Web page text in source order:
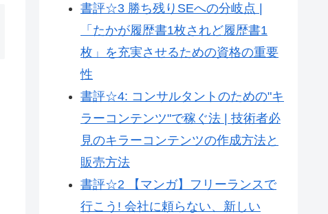
書評☆3 勝ち残りSEへの分岐点 |
「たかが履歴書1枚されど履歴書1
枚」を充実させるための資格の重要
性
書評☆4: コンサルタントのための"キ
ラーコンテンツ"で稼ぐ法 | 技術者必
見のキラーコンテンツの作成方法と
販売方法
書評☆2 【マンガ】フリーランスで
行こう! 会社に頼らない、新しい